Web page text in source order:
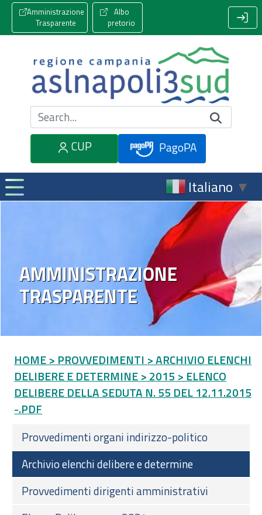
Amministrazione
Trasparente
Albo
pretorio
Cerca nel sito
CUP
PagoPA
Italiano ▼
AMMINISTRAZIONE
TRASPARENTE
HOME > PROVVEDIMENTI > ARCHIVIO ELENCHI
DELIBERE E DETERMINE > 2015 > ELENCO
DELIBERE DELLA SEDUTA N. 55 DEL 12.11.2015
-.PDF
Provvedimenti organi indirizzo-politico
Archivio elenchi delibere e determine
Provvedimenti dirigenti amministrativi